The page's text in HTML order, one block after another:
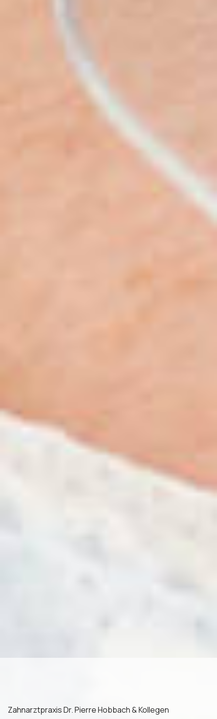
Zahnarztpraxis Dr. Pierre Hobbach & Kollegen